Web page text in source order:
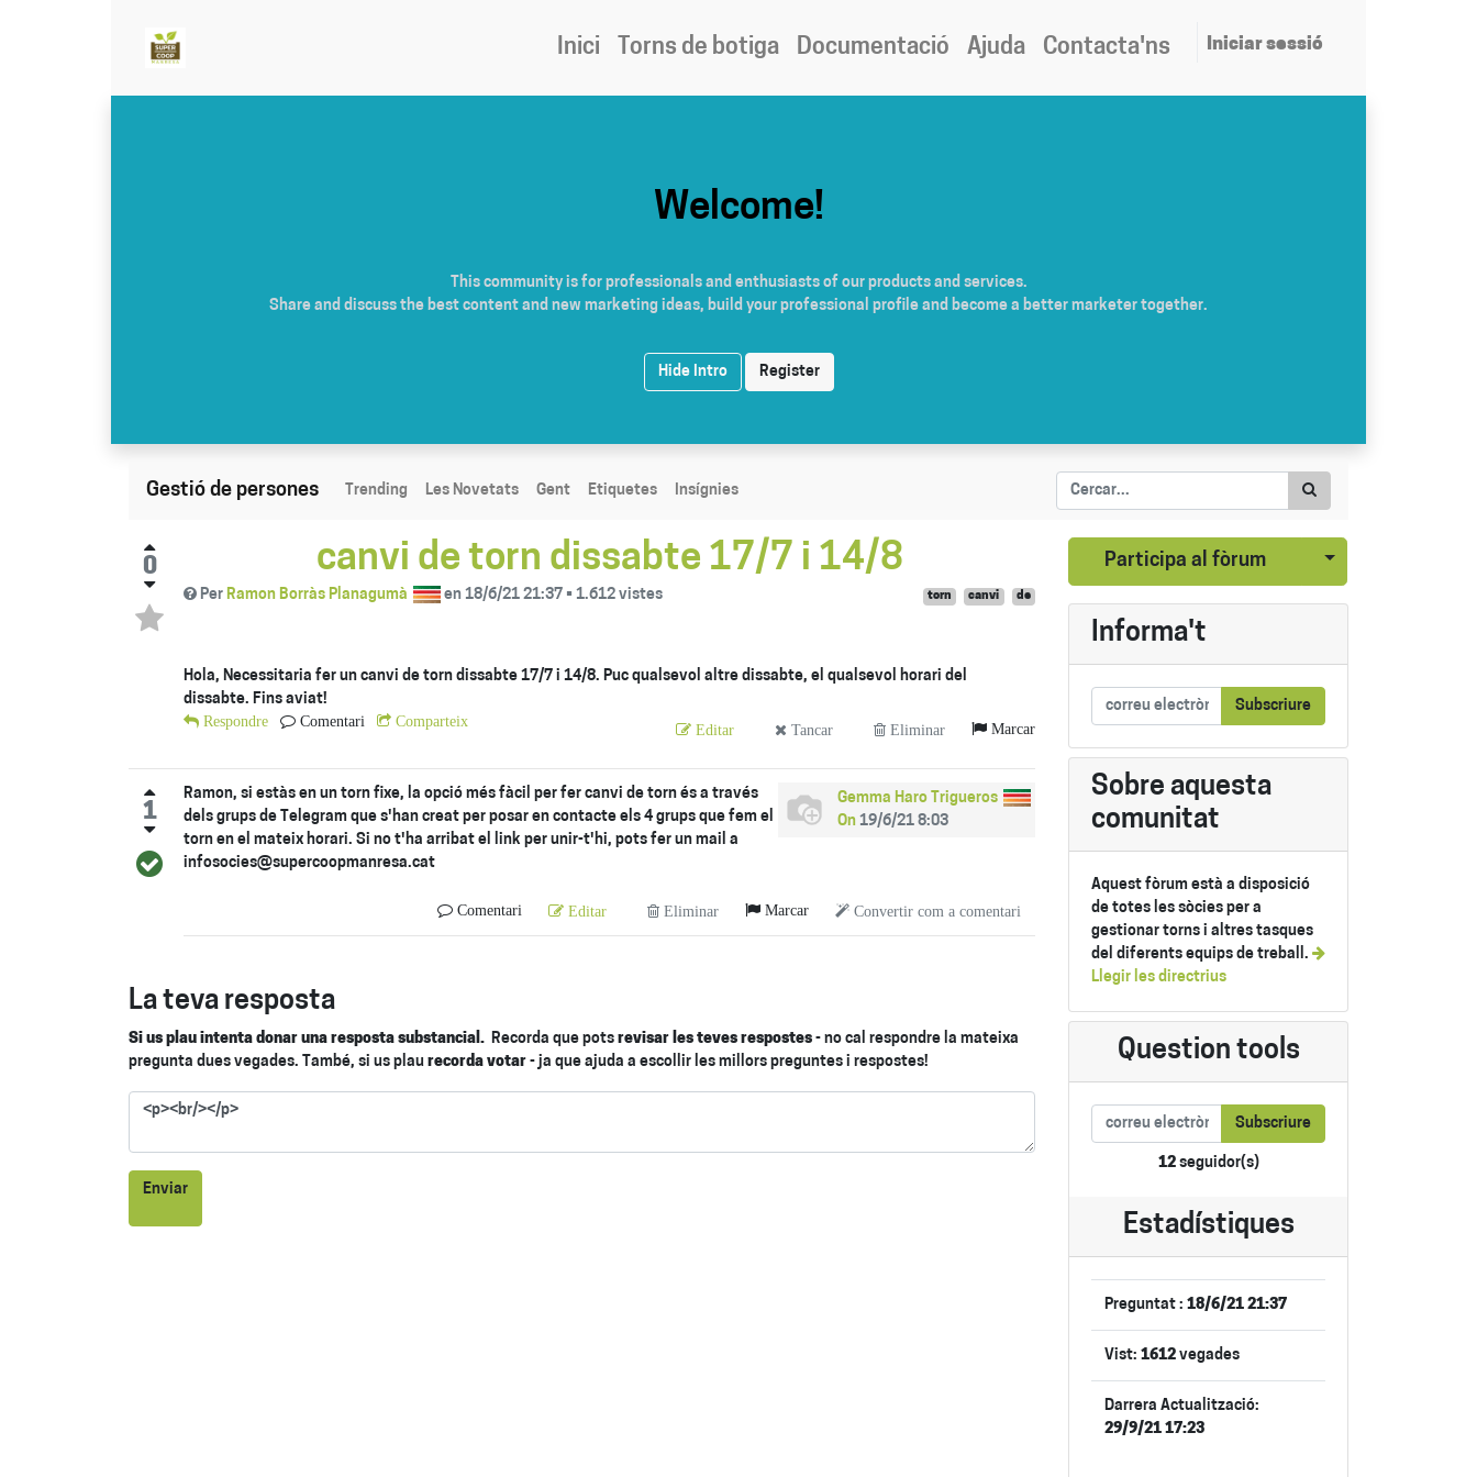
Inici Torns de botiga Documentació Ajuda Contacta'ns Iniciar sessió
Welcome!
This community is for professionals and enthusiasts of our products and services.
Share and discuss the best content and new marketing ideas, build your professional profile and become a better marketer together.
Hide Intro Register
Gestió de persones Trending Les Novetats Gent Etiquetes Insígnies
0 canvi de torn dissabte 17/7 i 14/8
torn canvi de
Per Ramon Borràs Planagumà en18/6/21 21:37 •1.612 vistes
Hola, Necessitaria fer un canvi de torn dissabte 17/7 i 14/8. Puc qualsevol altre dissabte, el qualsevol horari del
dissabte. Fins aviat!
Editar Tancar Eliminar Marcar
Respondre Comentari Comparteix
1
Gemma Haro Trigueros
On 19/6/21 8:03
Ramon, si estàs en un torn fixe, la opció més fàcil per fer canvi de torn és a través
dels grups de Telegram que s'han creat per posar en contacte els 4 grups que fem el
torn en el mateix horari. Si no t'ha arribat el link per unir-t'hi, pots fer un mail a
infosocies@supercoopmanresa.cat
Comentari Editar Eliminar Marcar Convertir com a comentari
La teva resposta
Si us plau intenta donar una resposta substancial. Recorda que pots revisar les teves respostes - no cal respondre la mateixa
pregunta dues vegades. També, si us plau recorda votar - ja que ajuda a escollir les millors preguntes i respostes!
Enviar
Participa al fòrum Seleccionar
Informa't
Subscriure
Sobre aquesta
comunitat
Aquest fòrum està a disposició
de totes les sòcies per a
gestionar torns i altres tasques
del diferents equips de treball.
Llegir les directrius
Question tools
Subscriure
12seguidor(s)
Estadístiques
Preguntat : 18/6/21 21:37
Vist: 1612 vegades
Darrera Actualització:
29/9/21 17:23